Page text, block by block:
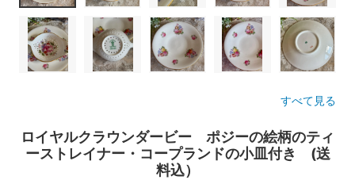
すべて見る
ロイヤルクラウンダービー ポジーの絵柄のティ
ーストレイナー・コープランドの小皿付き (送
料込）